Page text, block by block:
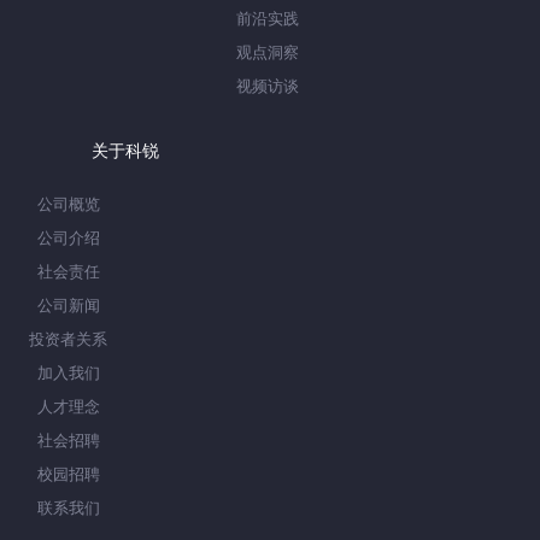
前沿实践
观点洞察
视频访谈
关于科锐
公司概览
公司介绍
社会责任
公司新闻
投资者关系
加入我们
人才理念
社会招聘
校园招聘
联系我们